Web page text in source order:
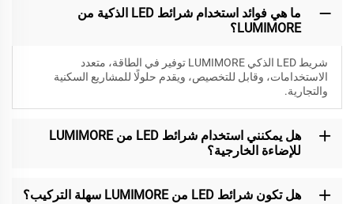
ما هي فوائد استخدام شرائط LED الذكية من
LUMIMORE؟
شريط LED الذكي LUMIMORE توفير في الطاقة، متعدد
الاستخدامات، وقابل للتخصيص، ويقدم حلولًا للمشاريع السكنية
والتجارية.
هل يمكنني استخدام شرائط LED من LUMIMORE
للإضاءة الخارجية؟
هل تكون شرائط LED من LUMIMORE سهلة التركيب؟